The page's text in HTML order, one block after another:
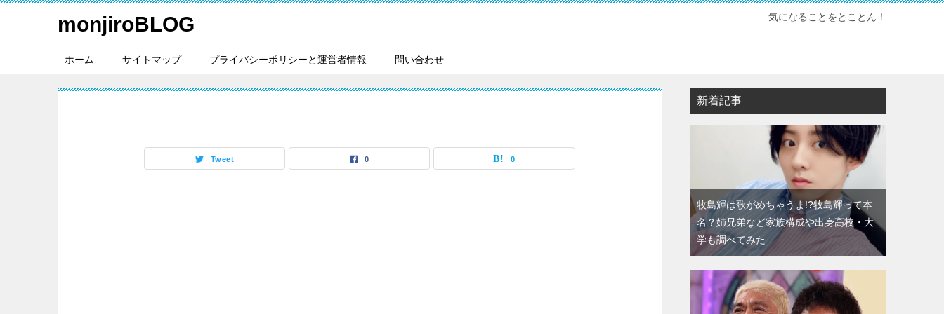
monjiroBLOG 気になることをとことん！
ホーム サイトマップ プライバシーポリシーと運営者情報 問い合わせ
Tweet 0 0
新着記事
牧島輝は歌がめちゃうま!?牧島輝って本
名？姉兄弟など家族構成や出身高校・大
学も調べてみた